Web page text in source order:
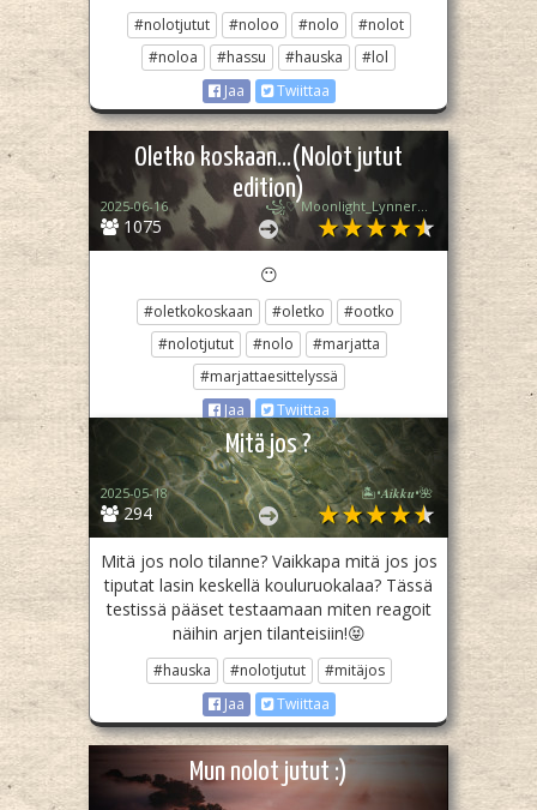
#nolotjutut #noloo #nolo
#nolot
#noloa
#hassu #hauska
#lol
Jaa
Twiittaa
Oletko koskaan...(Nolot jutut
edition)
1075
2025-06-16 ꧁♡ Moonlight_Lynner_Lover ♡꧂
😶
#oletkokoskaan #oletko
#ootko
#nolotjutut
#nolo
#marjatta
#marjattaesittelyssä
Jaa
Twiittaa
Mitä jos ?
294
2025-05-18 🏝️•𝑨𝒊𝒌𝒌𝒖•🌺
Mitä jos nolo tilanne? Vaikkapa mitä jos jos
tiputat lasin keskellä kouluruokalaa? Tässä
testissä pääset testaamaan miten reagoit
näihin arjen tilanteisiin!😝
#hauska #nolotjutut
#mitäjos
Jaa
Twiittaa
Mun nolot jutut :)